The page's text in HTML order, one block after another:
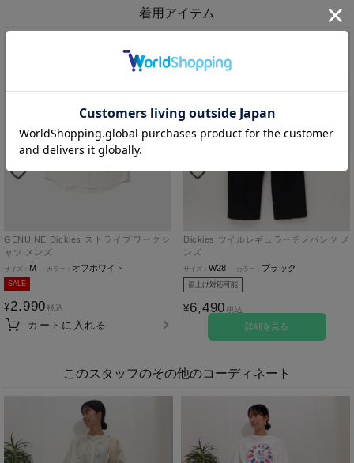
着用アイテム
GENUINE Dickies ストライプワークシ
ャツ メンズ
M
オフホワイト
SALE
¥2,990 税込
カートに入れる
Dickies ツイルレギュラーチノパンツ メ
ンズ
W28
ブラック
裾上げ対応可能
¥6,490 税込
詳細を見る
このスタッフのその他のコーディネート